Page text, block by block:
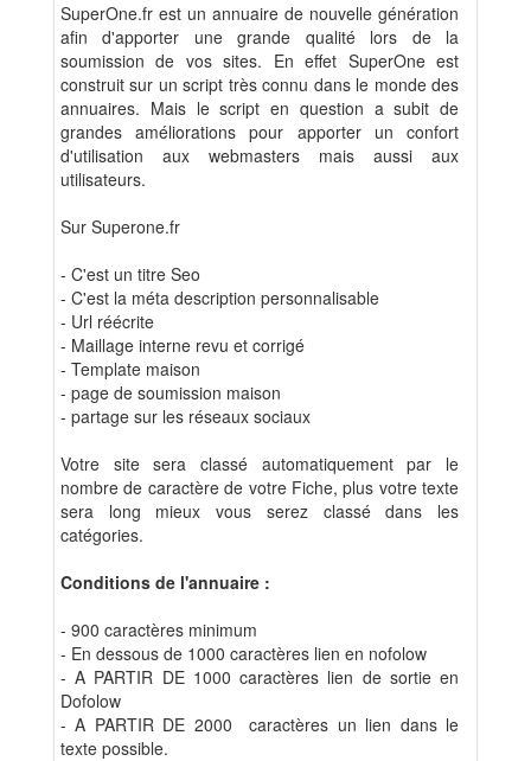
SuperOne.fr est un annuaire de nouvelle génération
afin d'apporter une grande qualité lors de la
soumission de vos sites. En effet SuperOne est
construit sur un script très connu dans le monde des
annuaires. Mais le script en question a subit de
grandes améliorations pour apporter un confort
d'utilisation aux webmasters mais aussi aux
utilisateurs.
Sur Superone.fr
- C'est un titre Seo
- C'est la méta description personnalisable
- Url réécrite
- Maillage interne revu et corrigé
- Template maison
- page de soumission maison
- partage sur les réseaux sociaux
Votre site sera classé automatiquement par le
nombre de caractère de votre Fiche, plus votre texte
sera long mieux vous serez classé dans les
catégories.
Conditions de l'annuaire :
- 900 caractères minimum
- En dessous de 1000 caractères lien en nofolow
- A PARTIR DE 1000 caractères lien de sortie en
Dofolow
- A PARTIR DE 2000 caractères un lien dans le
texte possible.